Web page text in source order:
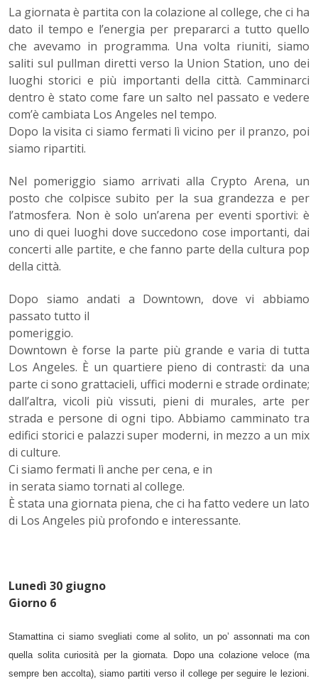
La giornata è partita con la colazione al college, che ci ha
dato il tempo e l’energia per prepararci a tutto quello
che avevamo in programma. Una volta riuniti, siamo
saliti sul pullman diretti verso la Union Station, uno dei
luoghi storici e più importanti della città. Camminarci
dentro è stato come fare un salto nel passato e vedere
com’è cambiata Los Angeles nel tempo.
Dopo la visita ci siamo fermati lì vicino per il pranzo, poi
siamo ripartiti.
Nel pomeriggio siamo arrivati alla Crypto Arena, un
posto che colpisce subito per la sua grandezza e per
l’atmosfera. Non è solo un’arena per eventi sportivi: è
uno di quei luoghi dove succedono cose importanti, dai
concerti alle partite, e che fanno parte della cultura pop
della città.
Dopo siamo andati a Downtown, dove vi abbiamo
passato tutto il
pomeriggio.
Downtown è forse la parte più grande e varia di tutta
Los Angeles. È un quartiere pieno di contrasti: da una
parte ci sono grattacieli, uffici moderni e strade ordinate;
dall’altra, vicoli più vissuti, pieni di murales, arte per
strada e persone di ogni tipo. Abbiamo camminato tra
edifici storici e palazzi super moderni, in mezzo a un mix
di culture.
Ci siamo fermati lì anche per cena, e in
in serata siamo tornati al college.
È stata una giornata piena, che ci ha fatto vedere un lato
di Los Angeles più profondo e interessante.
Lunedì 30 giugno
Giorno 6
Stamattina ci siamo svegliati come al solito, un po’ assonnati ma con
quella solita curiosità per la giornata. Dopo una colazione veloce (ma
sempre ben accolta), siamo partiti verso il college per seguire le lezioni.